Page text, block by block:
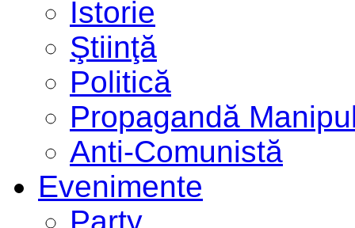
Istorie
Ştiinţă
Politică
Propagandă
Anti-Comunistă
Evenimente
Party